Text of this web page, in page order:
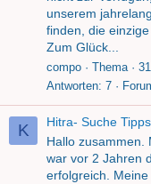
unserem
finden, die
Zum Glück...
compo Thema
Antworten: 7
K
Hitra- Suche
Hallo zusammen.
war vor 2 Jahren
erfolgreich.